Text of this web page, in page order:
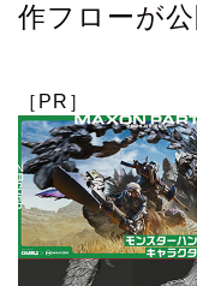
作フローが公
［PR］